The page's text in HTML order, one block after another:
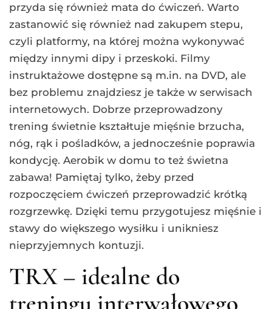
przyda się również mata do ćwiczeń. Warto
zastanowić się również nad zakupem stepu,
czyli platformy, na której można wykonywać
między innymi dipy i przeskoki. Filmy
instruktażowe dostępne są m.in. na DVD, ale
bez problemu znajdziesz je także w serwisach
internetowych. Dobrze przeprowadzony
trening świetnie kształtuje mięśnie brzucha,
nóg, rąk i pośladków, a jednocześnie poprawia
kondycję. Aerobik w domu to też świetna
zabawa! Pamiętaj tylko, żeby przed
rozpoczęciem ćwiczeń przeprowadzić krótką
rozgrzewkę. Dzięki temu przygotujesz mięśnie i
stawy do większego wysiłku i unikniesz
nieprzyjemnych kontuzji.
TRX – idealne do
treningu interwałowego